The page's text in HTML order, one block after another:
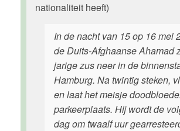
nationaliteit heeft)
In de nacht van 15 op 16 mei
de Duits-Afghaanse Ahamad
jarige zus neer in de
Hamburg. Na twintig steken,
en laat het meisje
parkeerplaats. Hij wordt de
dag om twaalf uur